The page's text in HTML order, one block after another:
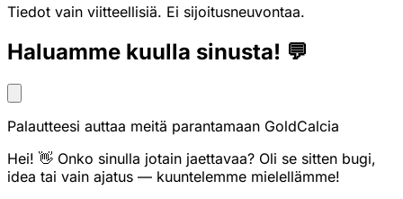
Tiedot vain viitteellisiä. Ei sijoitusneuvontaa.
Haluamme kuulla sinusta! 💬
Palautteesi auttaa meitä parantamaan GoldCalcia
Hei! 👋 Onko sinulla jotain jaettavaa? Oli se sitten bugi,
idea tai vain ajatus — kuuntelemme mielellämme!